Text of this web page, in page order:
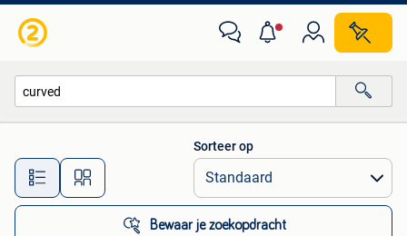
Alle afstanden…
Sorteer op
Bewaar je zoekopdracht